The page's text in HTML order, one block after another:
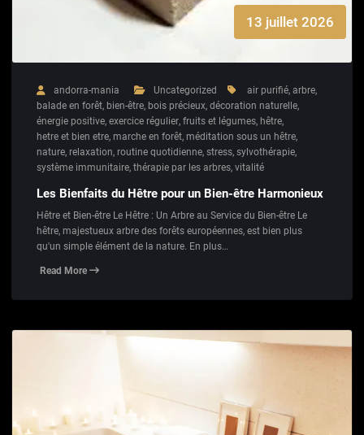
13 juillet 2026
andorra-mania Uncategorized air purifié, arbre,
balade en forêt, bien-être, bois précieux, décoration naturelle,
énergie positive, exercice régulier, fruits et légumes, hêtre,
hetre et bien etre, marche en forêt, méditation sous un hêtre,
nature, relaxation, routine quotidienne, stress, sylvothérapie,
système immunitaire, thérapie par les arbres, vitalité
Les Bienfaits du Hêtre pour un Bien-être Harmonieux
Hêtre et Bien-être Le Hêtre : Un Arbre au Service du Bien-être Le
hêtre, majestueux arbre des forêts européennes, est bien plus
qu'un simple élément de la nature. En plus…
Read More